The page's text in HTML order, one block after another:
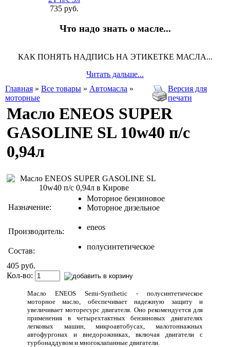
735 руб.
Что надо знать о масле...
КАК ПОНЯТЬ НАДПИСЬ НА ЭТИКЕТКЕ МАСЛА...
Читать дальше...
Главная » Все товары » Автомасла »
моторные
Версия для
печати
Масло ENEOS SUPER
GASOLINE SL 10w40 п/с
0,94л
Назначение:
Моторное бензиновое
Моторное дизельное
Производитель: eneos
Состав: полусинтетическое
405 руб.
Кол-во:
Масло ENEOS Semi-Synthetic - полусинтетическое
моторное масло, обеспечивает надежную защиту и
увеличивает моторесурс двигателя. Оно рекомендуется для
применения в четырехтактных бензиновых двигателях
легковых машин, микроавтобусах, малотоннажных
автофургонах и внедорожниках, включая двигатели с
турбонаддувом и многоклапанные двигатели.